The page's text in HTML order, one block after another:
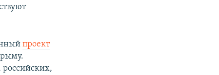
проект